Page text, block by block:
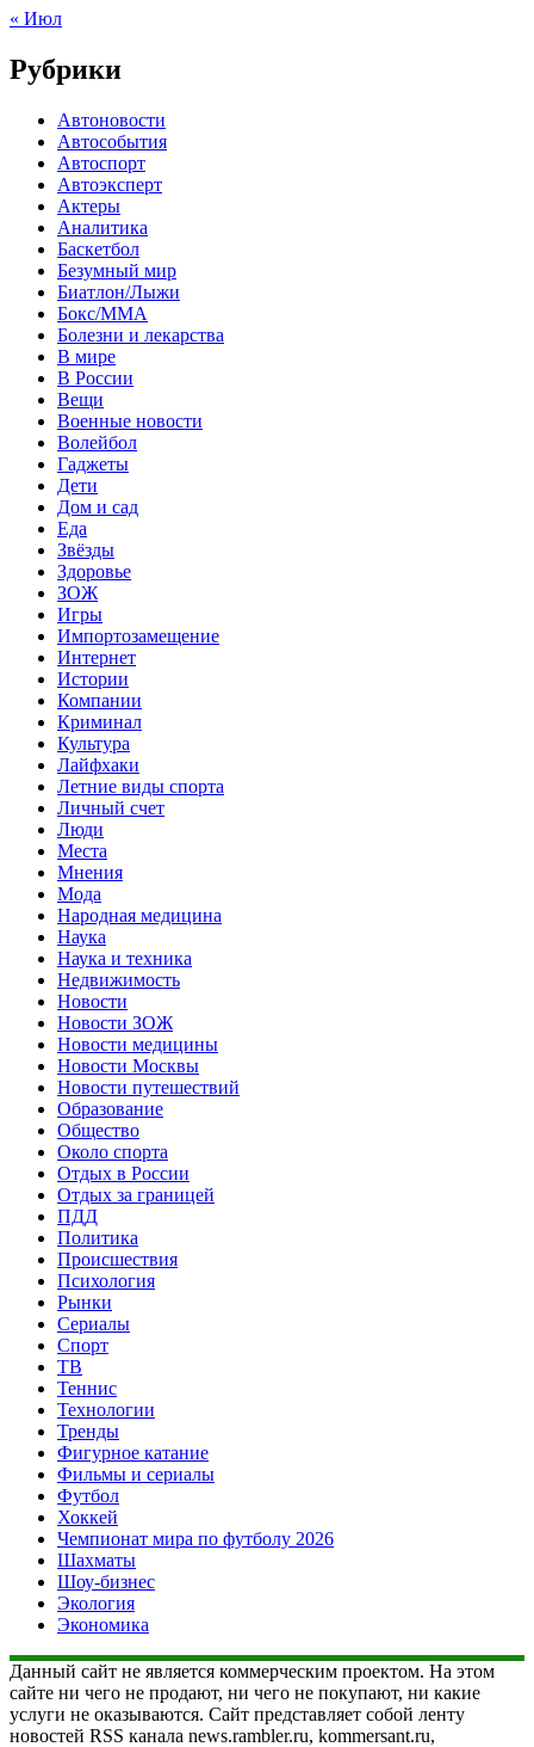
« Июл
Рубрики
Автоновости
Автособытия
Автоспорт
Автоэксперт
Актеры
Аналитика
Баскетбол
Безумный мир
Биатлон/Лыжи
Бокс/MMA
Болезни и лекарства
В мире
В России
Вещи
Военные новости
Волейбол
Гаджеты
Дети
Дом и сад
Еда
Звёзды
Здоровье
ЗОЖ
Игры
Импортозамещение
Интернет
Истории
Компании
Криминал
Культура
Лайфхаки
Летние виды спорта
Личный счет
Люди
Места
Мнения
Мода
Народная медицина
Наука
Наука и техника
Недвижимость
Новости
Новости ЗОЖ
Новости медицины
Новости Москвы
Новости путешествий
Образование
Общество
Около спорта
Отдых в России
Отдых за границей
ПДД
Политика
Происшествия
Психология
Рынки
Сериалы
Спорт
ТВ
Теннис
Технологии
Тренды
Фигурное катание
Фильмы и сериалы
Футбол
Хоккей
Чемпионат мира по футболу 2026
Шахматы
Шоу-бизнес
Экология
Экономика
Данный сайт не является коммерческим проектом. На этом
сайте ни чего не продают, ни чего не покупают, ни какие
услуги не оказываются. Сайт представляет собой ленту
новостей RSS канала news.rambler.ru, kommersant.ru,